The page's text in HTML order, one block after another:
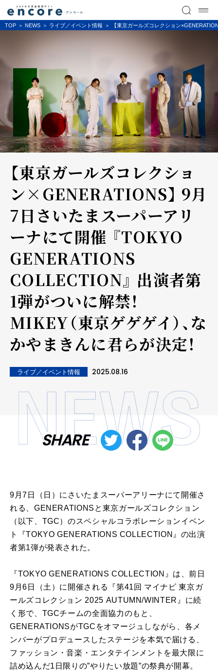
TOP NEWS ライブ／イベント情報 【東京ガールズコレクション
【東京ガールズコレクショ
ン×GENERATIONS】 9月
7日さいたまスーパーアリ
ーナにて開催 『TOKYO
GENERATIONS
COLLECTION』 出演者第
1弾がついに解禁！
MIKEY（東京ゲゲゲイ）、な
かやまきんに君らが決定！
ライブ／イベント情報 2025.08.16
SHARE
9月7日（日）にさいたまスーパーアリーナにて開催さ
れる、GENERATIONSと東京ガールズコレクション
（以下、TGC）のスペシャルコラボレーションイベン
ト『TOKYO GENERATIONS COLLECTION』の出演
者第1弾が発表された。
『TOKYO GENERATIONS COLLECTION』は、前日
9月6日（土）に開催される『第41回 マイナビ 東京ガ
ールズコレクション 2025 AUTUMN/WINTER』に続
く形で、TGCチームの全面協力のもと、
GENERATIONSがTGCをオマージュしながら、各メ
ンバーがプロデュースしたステージを本気で届ける、
ファッション・音楽・エンタテインメントを最大限に
詰め込んだ1日限りの”やりたい放題”の祭典が開幕。